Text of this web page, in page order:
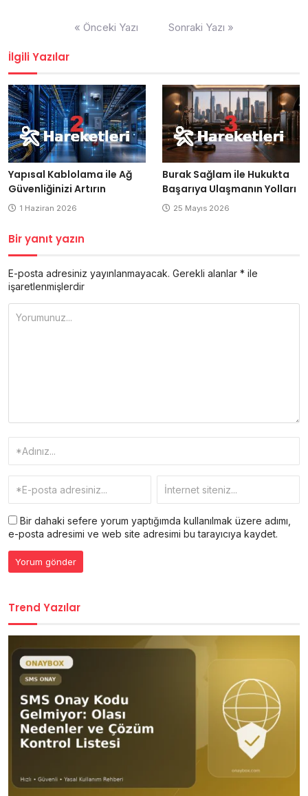
« Önceki Yazı Sonraki Yazı »
İlgili Yazılar
Yapısal Kablolama ile Ağ
Güvenliğinizi Artırın
1 Haziran 2026
Burak Sağlam ile Hukukta
Başarıya Ulaşmanın Yolları
25 Mayıs 2026
Bir yanıt yazın
E-posta adresiniz yayınlanmayacak. Gerekli alanlar * ile
işaretlenmişlerdir
Bir dahaki sefere yorum yaptığımda kullanılmak üzere adımı,
e-posta adresimi ve web site adresimi bu tarayıcıya kaydet.
Trend Yazılar